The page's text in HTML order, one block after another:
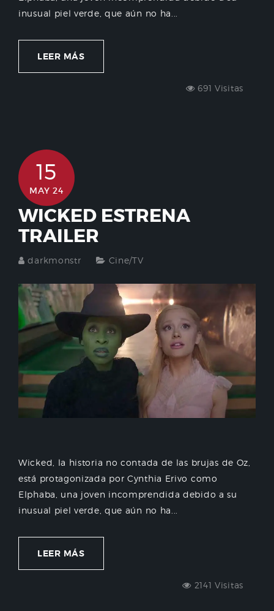
inusual piel verde, que aún no ha...
LEER MÁS
691 Visitas
15
MAY 24
WICKED ESTRENA
TRAILER
darkmonstr Cine/TV
Wicked, la historia no contada de las brujas de Oz,
está protagonizada por Cynthia Erivo como
Elphaba, una joven incomprendida debido a su
inusual piel verde, que aún no ha...
LEER MÁS
2141 Visitas